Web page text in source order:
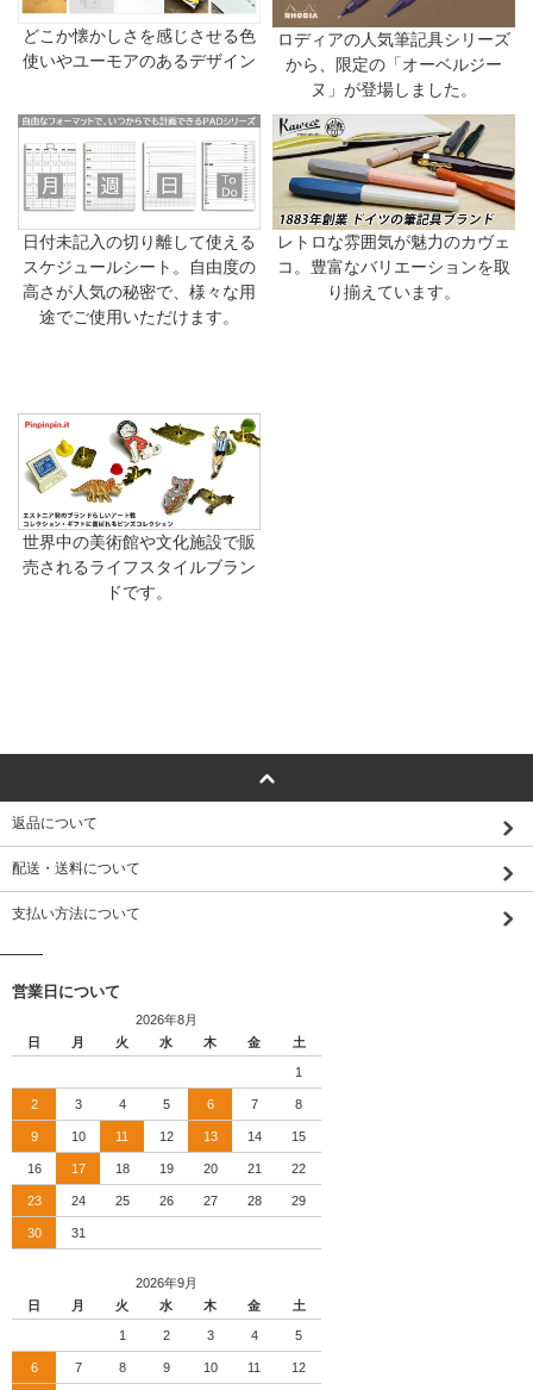
どこか懐かしさを感じさせる色
使いやユーモアのあるデザイン
ロディアの人気筆記具シリーズ
から、限定の「オーベルジー
ヌ」が登場しました。
日付未記入の切り離して使える
スケジュールシート。自由度の
高さが人気の秘密で、様々な用
途でご使用いただけます。
レトロな雰囲気が魅力のカヴェ
コ。豊富なバリエーションを取
り揃えています。
世界中の美術館や文化施設で販
売されるライフスタイルブラン
ドです。
返品について
配送・送料について
支払い方法について
営業日について
2026年8月
日
月 火 水 木 金 土
1
2 3 4 5 6 7 8
9 10 11 12 13 14 15
16 17 18 19 20 21 22
23 24 25 26 27 28 29
30 31
2026年9月
日
月 火 水 木 金 土
1 2 3 4 5
6 7 8 9 10 11 12